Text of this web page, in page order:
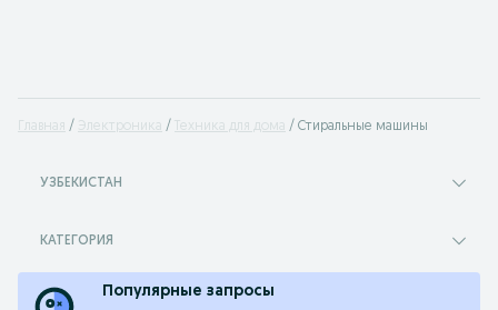
Главная Электроника Техника для дома Стиральные машины
УЗБЕКИСТАН
КАТЕГОРИЯ
Популярные запросы